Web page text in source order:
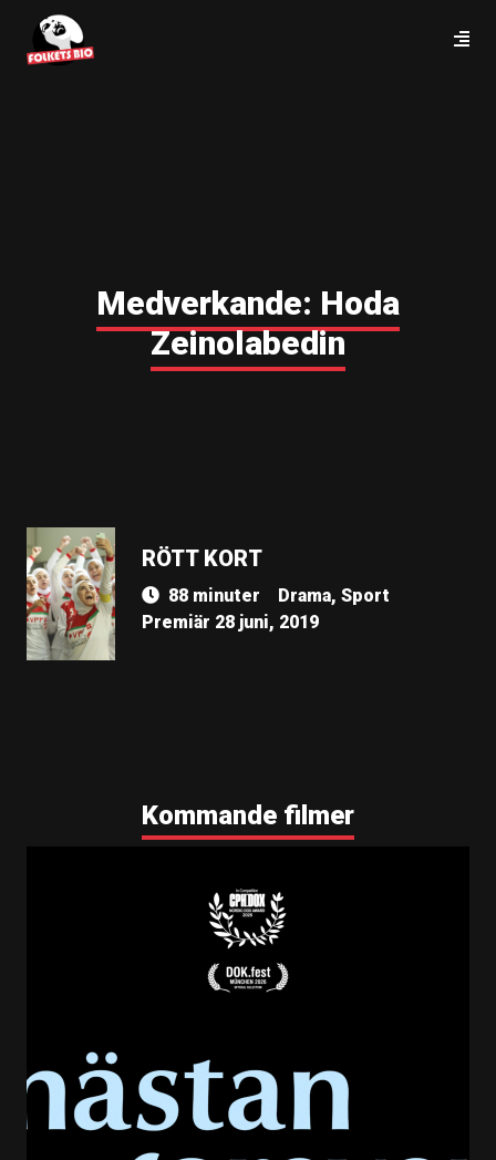
Medverkande: Hoda
Zeinolabedin
RÖTT KORT
88 minuter
Drama, Sport
Premiär 28 juni, 2019
Kommande filmer